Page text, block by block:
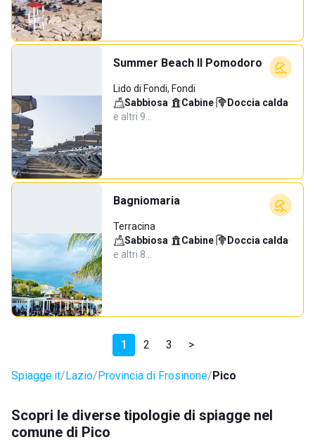
Summer Beach Il Pomodoro
Lido di Fondi, Fondi
Sabbiosa· Cabine· Doccia calda·
e altri 9…
Bagniomaria
Terracina
Sabbiosa· Cabine· Doccia calda·
e altri 8…
1 2 3 >
Spiagge.it Lazio Provincia di Frosinone Pico
Scopri le diverse tipologie di spiagge nel
comune di Pico